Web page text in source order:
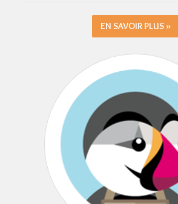
EN SAVOIR PLUS »